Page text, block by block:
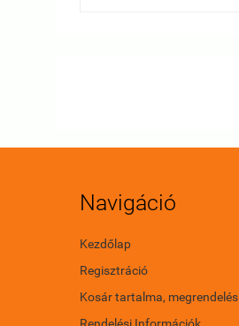
Navigáció
Kezdőlap
Regisztráció
Kosár tartalma, megrendelés